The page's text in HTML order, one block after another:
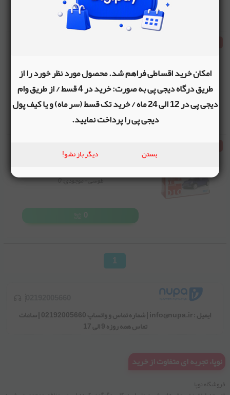
0
سرمه ای- موجودی:0
0
ماکت ساختنی ماشین مینی کوپر مقیاس
طوسی- موجودی:0
0
1
امکان خرید اقساطی فراهم شد. محصول مورد نظر خورد را از
طریق درگاه دیجی پی به صورت: خرید در 4 قسط / از طریق وام
دیجی پی در 12 الی 24 ماه / خرید تک قسط (سر ماه) و یا کیف پول
دیجی پی را پرداخت نمایید.
بستن دیگر باز نشو!